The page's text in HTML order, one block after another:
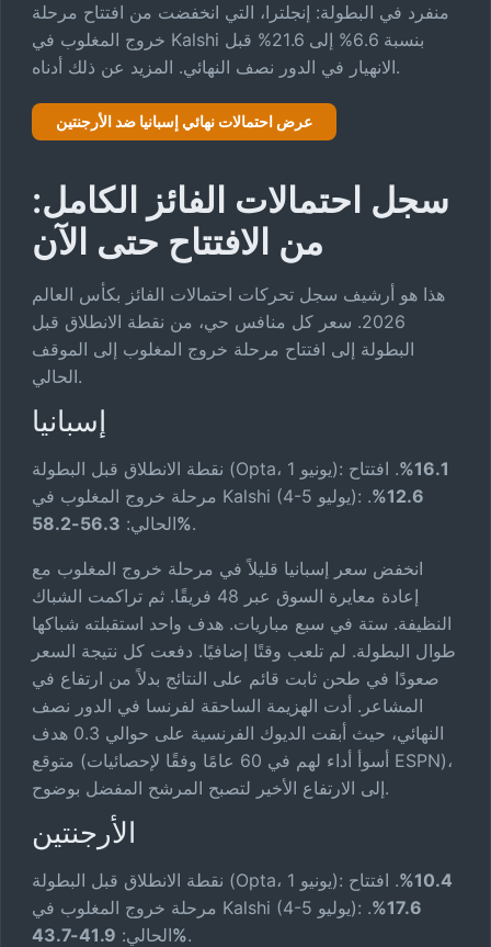
England 15.60% up ~1.2
Norway 6.00%
Morocco 3.10%
Switzerland 2.30% up ~1.4
منفرد في البطولة: إنجلترا، التي انخفضت من افتتاح مرحلة
خروج المغلوب في Kalshi بنسبة 6.6% إلى 21.6% قبل
الانهيار في الدور نصف النهائي. المزيد عن ذلك أدناه.
عرض احتمالات نهائي إسبانيا ضد الأرجنتين
سجل احتمالات الفائز الكامل:
من الافتتاح حتى الآن
هذا هو أرشيف سجل تحركات احتمالات الفائز بكأس العالم
2026. سعر كل منافس حي، من نقطة الانطلاق قبل
البطولة إلى افتتاح مرحلة خروج المغلوب إلى الموقف
الحالي.
إسبانيا
نقطة الانطلاق قبل البطولة (Opta، 1 يونيو): 16.1%
. افتتاح
مرحلة خروج المغلوب في Kalshi (4-5 يوليو):
12.6%
.
الحالي:56.3-58.2%.
انخفض سعر إسبانيا قليلاً في مرحلة خروج المغلوب مع
إعادة معايرة السوق عبر 48 فريقًا. ثم تراكمت الشباك
النظيفة. ستة في سبع مباريات. هدف واحد استقبلته شباكها
طوال البطولة. لم تلعب وقتًا إضافيًا. دفعت كل نتيجة السعر
صعودًا في طحن ثابت قائم على النتائج بدلاً من ارتفاع في
المشاعر. أدت الهزيمة الساحقة لفرنسا في الدور نصف
النهائي، حيث أبقت الديوك الفرنسية على حوالي 0.3 هدف
متوقع (أسوأ أداء لهم في 60 عامًا وفقًا لإحصائيات ESPN)،
إلى الارتفاع الأخير لتصبح المرشح المفضل بوضوح.
الأرجنتين
نقطة الانطلاق قبل البطولة (Opta، 1 يونيو): 10.4%
. افتتاح
مرحلة خروج المغلوب في Kalshi (4-5 يوليو):
17.6%
.
الحالي:41.9-43.7%.